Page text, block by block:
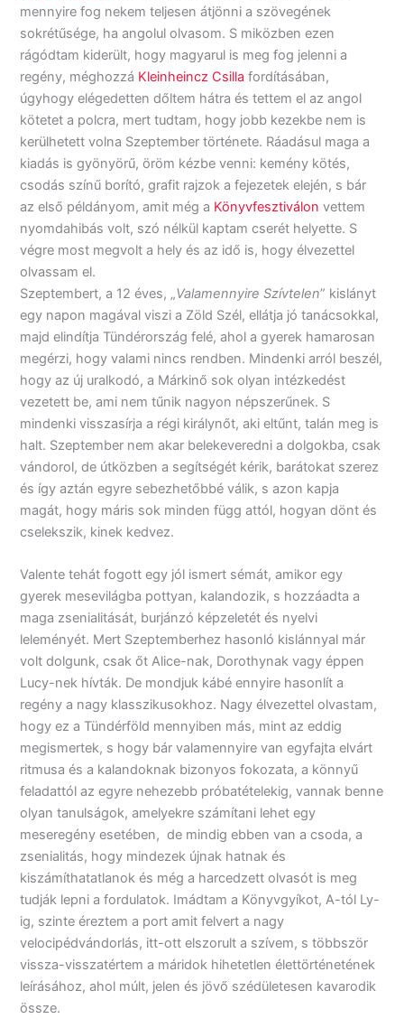
mennyire fog nekem teljesen átjönni a szövegének
sokrétűsége, ha angolul olvasom. S miközben ezen
rágódtam kiderült, hogy magyarul is meg fog jelenni a
regény, méghozzá Kleinheincz Csilla fordításában,
úgyhogy elégedetten dőltem hátra és tettem el az angol
kötetet a polcra, mert tudtam, hogy jobb kezekbe nem is
kerülhetett volna Szeptember története. Ráadásul maga a
kiadás is gyönyörű, öröm kézbe venni: kemény kötés,
csodás színű borító, grafit rajzok a fejezetek elején, s bár
az első példányom, amit még a Könyvfesztiválon vettem
nyomdahibás volt, szó nélkül kaptam cserét helyette. S
végre most megvolt a hely és az idő is, hogy élvezettel
olvassam el.
Szeptembert, a 12 éves, „Valamennyire Szívtelen” kislányt
egy napon magával viszi a Zöld Szél, ellátja jó tanácsokkal,
majd elindítja Tündérország felé, ahol a gyerek hamarosan
megérzi, hogy valami nincs rendben. Mindenki arról beszél,
hogy az új uralkodó, a Márkinő sok olyan intézkedést
vezetett be, ami nem tűnik nagyon népszerűnek. S
mindenki visszasírja a régi királynőt, aki eltűnt, talán meg is
halt. Szeptember nem akar belekeveredni a dolgokba, csak
vándorol, de útközben a segítségét kérik, barátokat szerez
és így aztán egyre sebezhetőbbé válik, s azon kapja
magát, hogy máris sok minden függ attól, hogyan dönt és
cselekszik, kinek kedvez.
Valente tehát fogott egy jól ismert sémát, amikor egy
gyerek mesevilágba pottyan, kalandozik, s hozzáadta a
maga zsenialitását, burjánzó képzeletét és nyelvi
leleményét. Mert Szeptemberhez hasonló kislánnyal már
volt dolgunk, csak őt Alice-nak, Dorothynak vagy éppen
Lucy-nek hívták. De mondjuk kábé ennyire hasonlít a
regény a nagy klasszikusokhoz. Nagy élvezettel olvastam,
hogy ez a Tündérföld mennyiben más, mint az eddig
megismertek, s hogy bár valamennyire van egyfajta elvárt
ritmusa és a kalandoknak bizonyos fokozata, a könnyű
feladattól az egyre nehezebb próbatételekig, vannak benne
olyan tanulságok, amelyekre számítani lehet egy
meseregény esetében, de mindig ebben van a csoda, a
zsenialitás, hogy mindezek újnak hatnak és
kiszámíthatatlanok és még a harcedzett olvasót is meg
tudják lepni a fordulatok. Imádtam a Könyvgyíkot, A-tól Ly-
ig, szinte éreztem a port amit felvert a nagy
velocipédvándorlás, itt-ott elszorult a szívem, s többször
vissza-visszatértem a máridok hihetetlen élettörténetének
leírásához, ahol múlt, jelen és jövő szédületesen kavarodik
össze.